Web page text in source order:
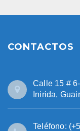
CONTACTOS
Calle 15 #
Inirida,
Teléfono: